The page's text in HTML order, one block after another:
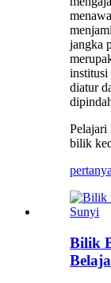
jangka
institusi
diatur
Pelajari
bilik
Bilik